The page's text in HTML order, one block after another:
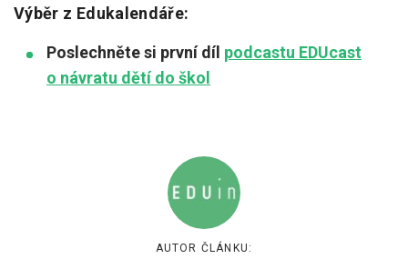
Výběr z Edukalendáře:
Poslechněte si první díl podcastu EDUcast
o návratu dětí do škol
AUTOR ČLÁNKU: